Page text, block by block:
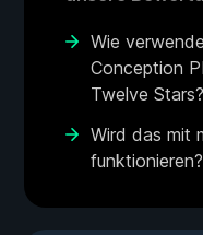
Wie
Conception
Twelve Stars?
Wird das mit
funktionieren?